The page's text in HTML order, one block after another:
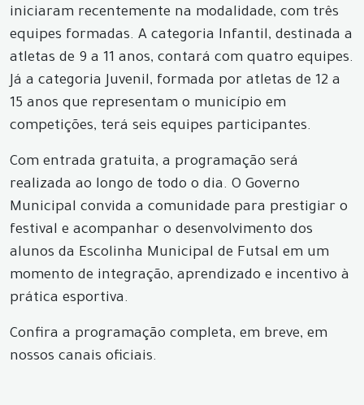
iniciaram recentemente na modalidade, com três
equipes formadas. A categoria Infantil, destinada a
atletas de 9 a 11 anos, contará com quatro equipes.
Já a categoria Juvenil, formada por atletas de 12 a
15 anos que representam o município em
competições, terá seis equipes participantes.
Com entrada gratuita, a programação será
realizada ao longo de todo o dia. O Governo
Municipal convida a comunidade para prestigiar o
festival e acompanhar o desenvolvimento dos
alunos da Escolinha Municipal de Futsal em um
momento de integração, aprendizado e incentivo à
prática esportiva.
Confira a programação completa, em breve, em
nossos canais oficiais.